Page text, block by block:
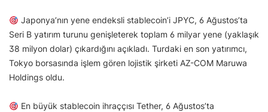
Japonya’nın yene endeksli stablecoin’i JPYC, 6 Ağustos’ta
Seri B yatırım turunu genişleterek toplam 6 milyar yene (yaklaşık
38 milyon dolar) çıkardığını açıkladı. Turdaki en son yatırımcı,
Tokyo borsasında işlem gören lojistik şirketi AZ-COM Maruwa
Holdings oldu.
En büyük stablecoin ihraççısı Tether, 6 Ağustos’ta